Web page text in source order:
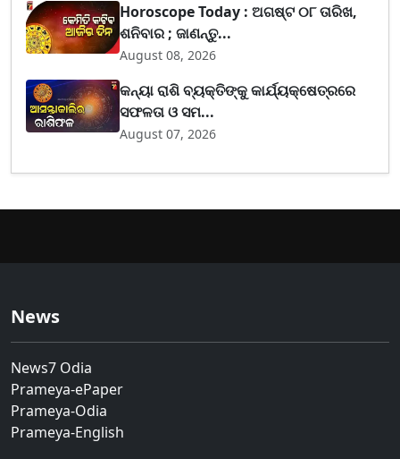
Horoscope Today : ଅଗଷ୍ଟ ୦୮ ତାରିଖ,
ଶନିବାର ; ଜାଣନ୍ତୁ...
August 08, 2026
କନ୍ୟା ରାଶି ବ୍ୟକ୍ତିଙ୍କୁ କାର୍ଯ୍ୟକ୍ଷେତ୍ରରେ
ସଫଳତା ଓ ସମ...
August 07, 2026
News
News7 Odia
Prameya-ePaper
Prameya-Odia
Prameya-English